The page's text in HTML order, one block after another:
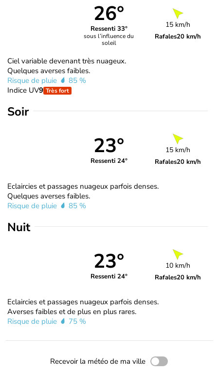
26°
Ressenti 33°
sous l’influence du
soleil
15 km/h
Rafales20 km/h
Ciel variable devenant très nuageux.
Quelques averses faibles.
Risque de pluie
85 %
Indice UV9 Très fort
Soir
23°
Ressenti 24°
15 km/h
Rafales20 km/h
Eclaircies et passages nuageux parfois denses.
Quelques averses faibles.
Risque de pluie
85 %
Nuit
23°
Ressenti 24°
10 km/h
Rafales20 km/h
Eclaircies et passages nuageux parfois denses.
Averses faibles et de plus en plus rares.
Risque de pluie
75 %
Recevoir la météo de ma ville